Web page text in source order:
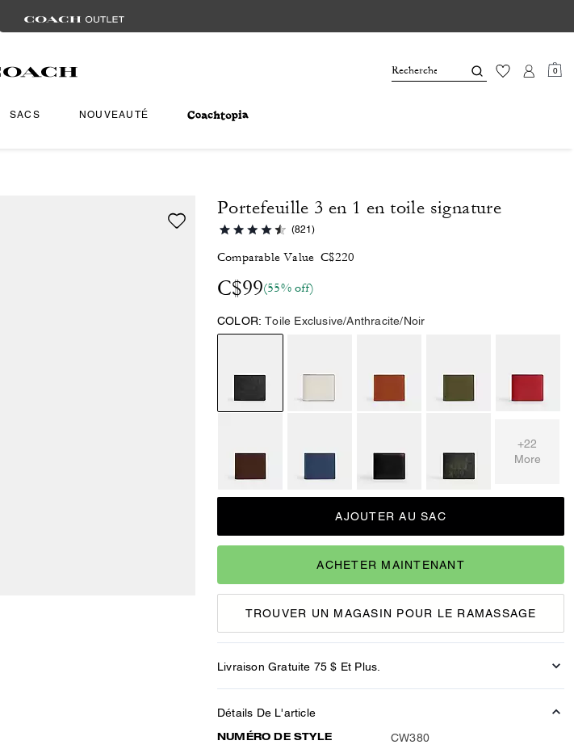
0
SACS NOUVEAUTÉ
Portefeuille 3 en 1 en toile signature
(821)
Comparable Value C$220
C$99(55% off)
COLOR: Toile Exclusive/Anthracite/Noir
+22
More
AJOUTER AU SAC
ACHETER MAINTENANT
TROUVER UN MAGASIN POUR LE RAMASSAGE
Livraison Gratuite 75 $ Et Plus.
Détails De L'article
NUMÉRO DE STYLE CW380